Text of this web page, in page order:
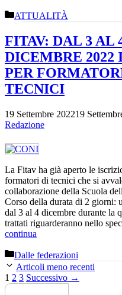
Categorie
ATTUALITÀ
FITAV: DAL 3 AL
DICEMBRE 2022
PER
TECNICI
19 Settembre 202219
Redazione
La Fitav ha già aperto le
formatori di tecnici che si
collaborazione della Scuola
Corso della durata di 2 giorni:
dal 3 al 4 dicembre durante la
trattati riguarderanno nello
continua
Categorie
Dalle federazioni
Articoli meno recenti
Pagina
1 Pagina
2 Pagina
3 Successivo →